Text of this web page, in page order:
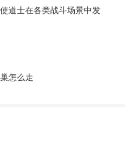
道士在各类战斗场景中发
怎么走